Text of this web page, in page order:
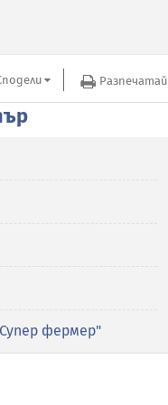
Разпечатай
фермер"